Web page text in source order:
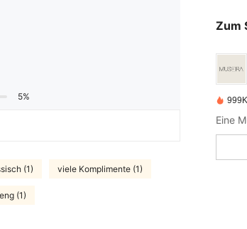
5%
(1) viele Komplimente (1)
(1)
Zum
Eine